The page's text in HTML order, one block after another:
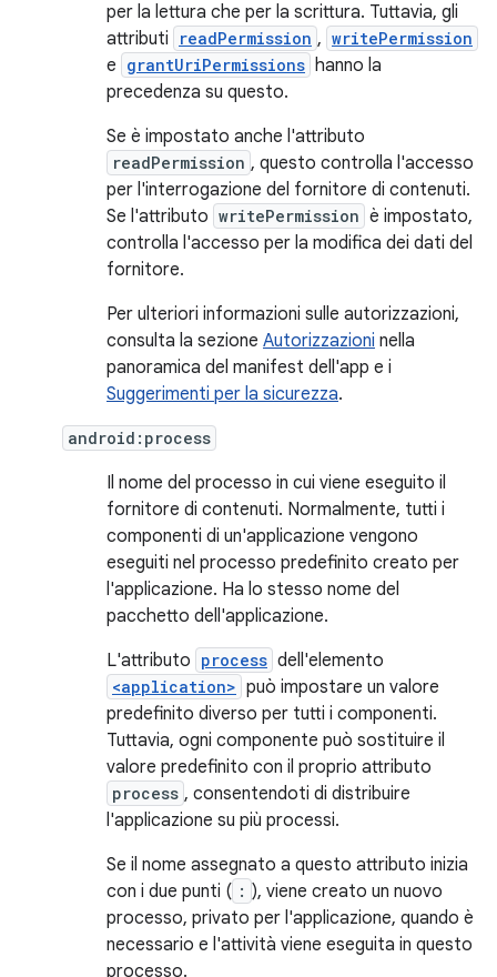
per la lettura che per la scrittura. Tuttavia, gli
attributi
readPermission , writePermission
e grantUriPermissions hanno la
precedenza su questo.
Se è impostato anche l'attributo
readPermission , questo controlla l'accesso
per l'interrogazione del fornitore di contenuti.
Se l'attributo writePermission è impostato,
controlla l'accesso per la modifica dei dati del
fornitore.
Per ulteriori informazioni sulle autorizzazioni,
consulta la sezione Autorizzazioni nella
panoramica del manifest dell'app e i
Suggerimenti per la sicurezza.
android:process
Il nome del processo in cui viene eseguito il
fornitore di contenuti. Normalmente, tutti i
componenti di un'applicazione vengono
eseguiti nel processo predefinito creato per
l'applicazione. Ha lo stesso nome del
pacchetto dell'applicazione.
L'attributo process dell'elemento
<application> può impostare un valore
predefinito diverso per tutti i componenti.
Tuttavia, ogni componente può sostituire il
valore predefinito con il proprio attributo
process , consentendoti di distribuire
l'applicazione su più processi.
Se il nome assegnato a questo attributo inizia
con i due punti ( : ), viene creato un nuovo
processo, privato per l'applicazione, quando è
necessario e l'attività viene eseguita in questo
processo.